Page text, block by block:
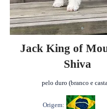
Jack King of
Shiva
pelo duro (branco e
Origem: